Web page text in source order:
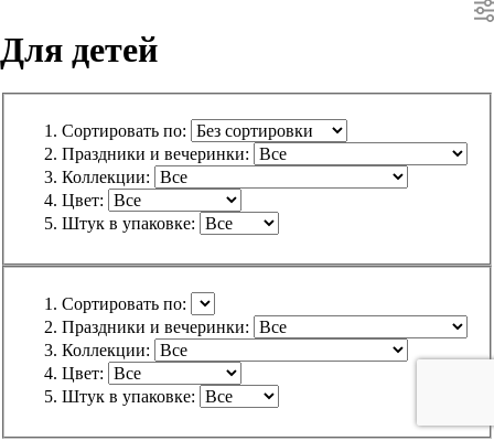
Для детей
Сортировать по:
Праздники и вечеринки:
Коллекции:
Цвет:
Штук в упаковке:
Сортировать по:
Праздники и вечеринки:
Коллекции:
Цвет:
Штук в упаковке: